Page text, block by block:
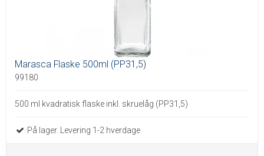
Marasca Flaske 500ml (PP31,5)
99180
500 ml kvadratisk flaske inkl. skruelåg (PP31,5)
På lager. Levering 1-2 hverdage